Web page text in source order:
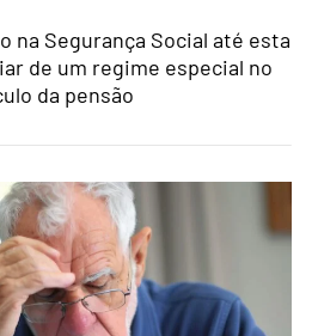
na Segurança Social até esta
de um regime especial no
da pensão